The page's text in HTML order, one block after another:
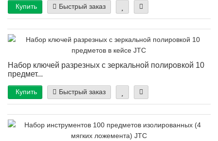
Купить Быстрый заказ
Набор ключей разрезных с зеркальной полировкой 10
предмет...
Купить Быстрый заказ